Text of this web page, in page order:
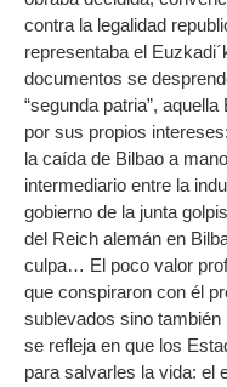
contra la legalidad
representaba el
documentos se
“segunda patria”,
por sus propios
la caída de Bilbao a
intermediario entre la
gobierno de la junta
del Reich alemán en
culpa… El poco valor
que conspiraron con él
sublevados sino
se refleja en que los
para salvarles la vida: el